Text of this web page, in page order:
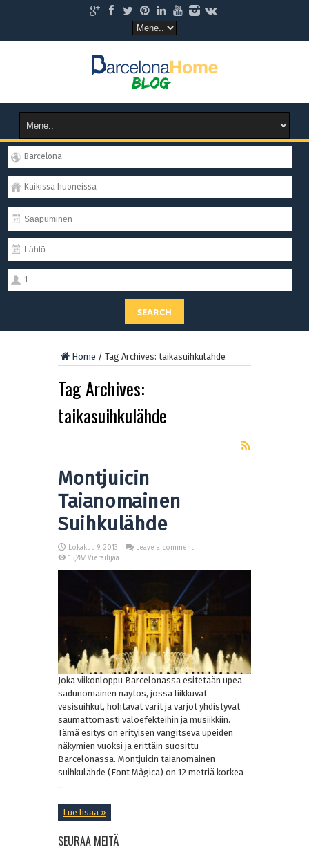
Barcelona
Kaikissa huoneissa
1
SEARCH
Home / Tag Archives: taikasuihkulähde
Tag Archives:
taikasuihkulähde
Montjuicin
Taianomainen
Suihkulähde
Lokakuu 9, 2013
Leave a comment
15,287 Vierailijaa
Joka viikonloppu Barcelonassa esitetään upea
sadunomainen näytös, jossa liikkuvat
vesisuihkut, hohtavat värit ja varjot yhdistyvät
saumattomasti valoefekteihin ja musiikkiin.
Tämä esitys on erityisen vangitseva upeiden
näkymien vuoksi ja erittäin suosittu
Barcelonassa. Montjuicin taianomainen
suihkulähde (Font Màgica) on 12 metriä korkea
...
Lue lisää »
SEURAA MEITÄ